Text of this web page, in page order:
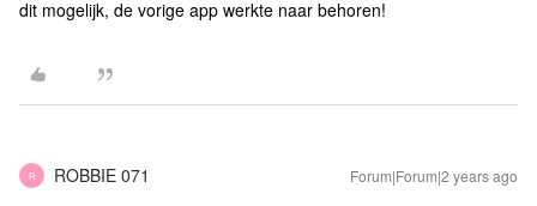
dit mogelijk, de vorige app werkte naar behoren!
R ROBBIE 071 Forum|Forum|2 years ago